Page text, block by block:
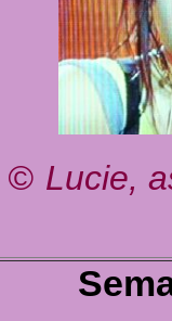
© Lucie,